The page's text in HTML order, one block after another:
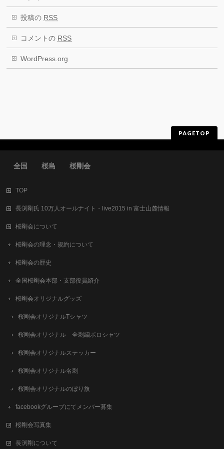
投稿の RSS
コメントの RSS
WordPress.org
PAGETOP
全国 桜島 桜剛会
TOP
長渕剛氏 10万人オールナイト・live2015 in 富士山麓情報
桜剛会について
桜剛会の理念・規約について
桜剛会の歴史
全国桜剛会本部・支部役員紹介
桜剛会オリジナルグッズ
桜剛会オリジナルTシャツ
桜剛会オリジナル 全刺繍ポロシャツ
桜剛会オリジナルステッカー
桜剛会オリジナル名刺
桜剛会オリジナルのぼり旗
facebookグループにてメンバー募集
桜剛会写真集
長渕剛について